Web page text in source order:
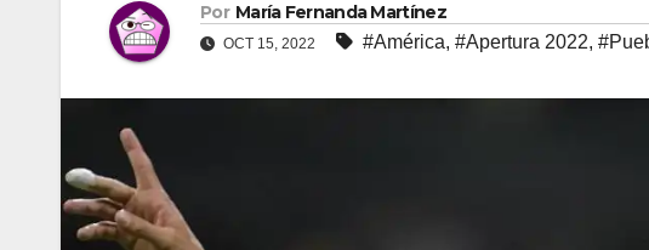
Por María Fernanda Martínez
OCT 15, 2022 #América, #Apertura 2022,